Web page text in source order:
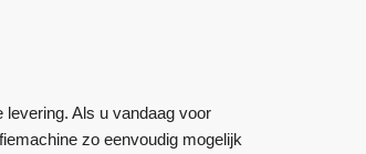
Als u vandaag voor
zo eenvoudig mogelijk